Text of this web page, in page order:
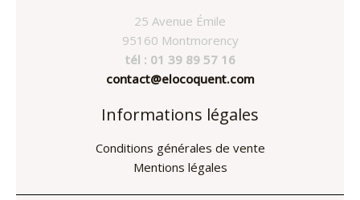
25 Avenue Émile
95160 Montmorency
tél : 01 39 89 57 16
contact@elocoquent.com
Informations légales
Conditions générales de vente
Mentions légales